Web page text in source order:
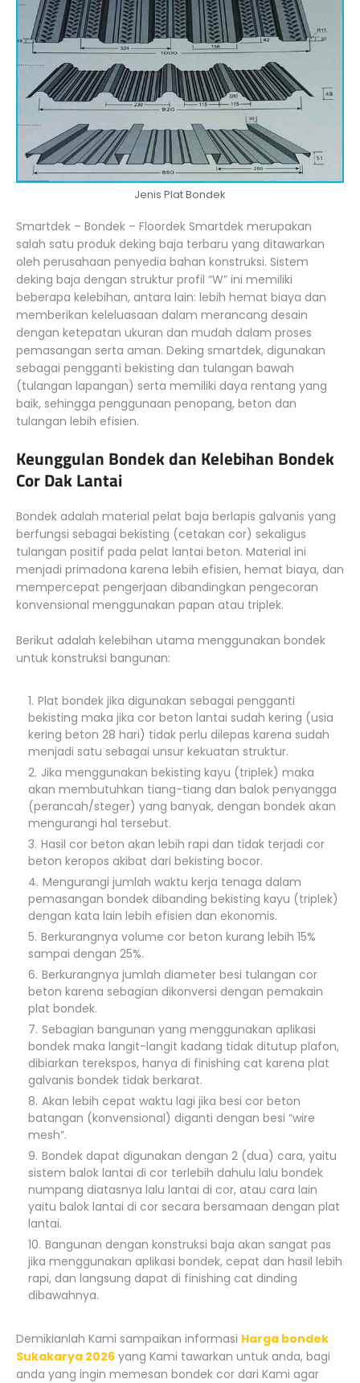
Jenis Plat Bondek
Smartdek – Bondek – Floordek Smartdek merupakan
salah satu produk deking baja terbaru yang ditawarkan
oleh perusahaan penyedia bahan konstruksi. Sistem
deking baja dengan struktur profil “W” ini memiliki
beberapa kelebihan, antara lain: lebih hemat biaya dan
memberikan keleluasaan dalam merancang desain
dengan ketepatan ukuran dan mudah dalam proses
pemasangan serta aman. Deking smartdek, digunakan
sebagai pengganti bekisting dan tulangan bawah
(tulangan lapangan) serta memiliki daya rentang yang
baik, sehingga penggunaan penopang, beton dan
tulangan lebih efisien.
Keunggulan Bondek dan Kelebihan Bondek
Cor Dak Lantai
Bondek adalah material pelat baja berlapis galvanis yang
berfungsi sebagai bekisting (cetakan cor) sekaligus
tulangan positif pada pelat lantai beton. Material ini
menjadi primadona karena lebih efisien, hemat biaya, dan
mempercepat pengerjaan dibandingkan pengecoran
konvensional menggunakan papan atau triplek.
Berikut adalah kelebihan utama menggunakan bondek
untuk konstruksi bangunan:
Plat bondek jika digunakan sebagai pengganti
bekisting maka jika cor beton lantai sudah kering (usia
kering beton 28 hari) tidak perlu dilepas karena sudah
menjadi satu sebagai unsur kekuatan struktur.
Jika menggunakan bekisting kayu (triplek) maka
akan membutuhkan tiang-tiang dan balok penyangga
(perancah/steger) yang banyak, dengan bondek akan
mengurangi hal tersebut.
Hasil cor beton akan lebih rapi dan tidak terjadi cor
beton keropos akibat dari bekisting bocor.
Mengurangi jumlah waktu kerja tenaga dalam
pemasangan bondek dibanding bekisting kayu (triplek)
dengan kata lain lebih efisien dan ekonomis.
Berkurangnya volume cor beton kurang lebih 15%
sampai dengan 25%.
Berkurangnya jumlah diameter besi tulangan cor
beton karena sebagian dikonversi dengan pemakain
plat bondek.
Sebagian bangunan yang menggunakan aplikasi
bondek maka langit-langit kadang tidak ditutup plafon,
dibiarkan terekspos, hanya di finishing cat karena plat
galvanis bondek tidak berkarat.
Akan lebih cepat waktu lagi jika besi cor beton
batangan (konvensional) diganti dengan besi “wire
mesh”.
Bondek dapat digunakan dengan 2 (dua) cara, yaitu
sistem balok lantai di cor terlebih dahulu lalu bondek
numpang diatasnya lalu lantai di cor, atau cara lain
yaitu balok lantai di cor secara bersamaan dengan plat
lantai.
Bangunan dengan konstruksi baja akan sangat pas
jika menggunakan aplikasi bondek, cepat dan hasil lebih
rapi, dan langsung dapat di finishing cat dinding
dibawahnya.
Demikianlah Kami sampaikan informasi Harga bondek
Sukakarya 2026 yang Kami tawarkan untuk anda, bagi
anda yang ingin memesan bondek cor dari Kami agar